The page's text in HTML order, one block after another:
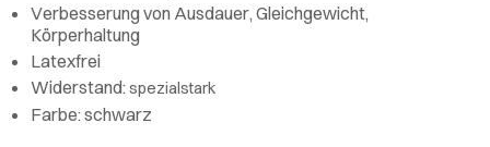
Verbesserung von Ausdauer, Gleichgewicht,
Körperhaltung
Latexfrei
Widerstand: spezialstark
Farbe: schwarz